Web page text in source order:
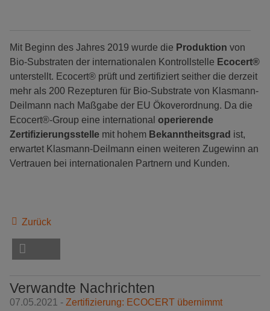
Mit Beginn des Jahres 2019 wurde die Produktion von
Bio-Substraten der internationalen Kontrollstelle Ecocert®
unterstellt. Ecocert® prüft und zertifiziert seither die derzeit
mehr als 200 Rezepturen für Bio-Substrate von Klasmann-
Deilmann nach Maßgabe der EU Ökoverordnung. Da die
Ecocert®-Group eine international operierende
Zertifizierungsstelle mit hohem Bekanntheitsgrad ist,
erwartet Klasmann-Deilmann einen weiteren Zugewinn an
Vertrauen bei internationalen Partnern und Kunden.
Zurück
Verwandte Nachrichten
07.05.2021 - Zertifizierung: ECOCERT übernimmt